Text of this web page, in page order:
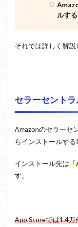
ルする
それでは詳しく解説
セラーセント
Amazonのセラーセ
らインストールする
インストール先は「
す。
App Storeでは1.4万